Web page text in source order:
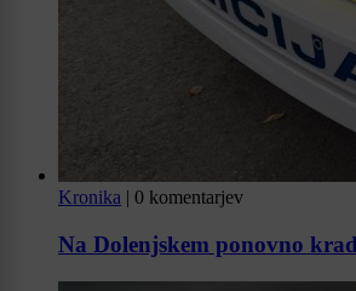
Kronika | 0 komentarjev
Na Dolenjskem ponovno